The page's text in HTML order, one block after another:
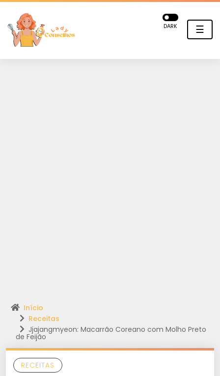
☰
DARK
Início
Receitas
Jjajangmyeon: Macarrão Coreano com Molho Preto
de Feijão
RECEITAS